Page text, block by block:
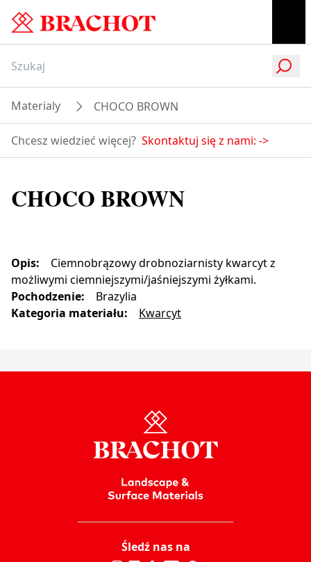
Materialy CHOCO BROWN
Chcesz wiedzieć więcej? Skontaktuj się z nami: ->
CHOCO BROWN
Opis:
Ciemnobrązowy drobnoziarnisty kwarcyt z
możliwymi ciemniejszymi/jaśniejszymi żyłkami.
Pochodzenie:
Brazylia
Kategoria materiału: Kwarcyt
Śledź nas na